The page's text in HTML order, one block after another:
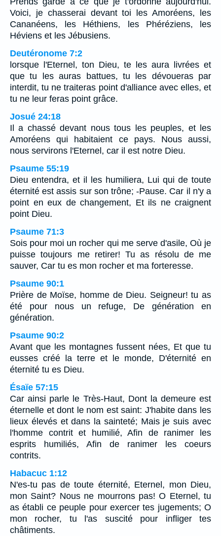
Voici, je chasserai devant toi les Amoréens, les
Cananéens, les Héthiens, les Phéréziens, les
Héviens et les Jébusiens.
Deutéronome 7:2
lorsque l'Eternel, ton Dieu, te les aura livrées et
que tu les auras battues, tu les dévoueras par
interdit, tu ne traiteras point d'alliance avec elles, et
tu ne leur feras point grâce.
Josué 24:18
Il a chassé devant nous tous les peuples, et les
Amoréens qui habitaient ce pays. Nous aussi,
nous servirons l'Eternel, car il est notre Dieu.
Psaume 55:19
Dieu entendra, et il les humiliera, Lui qui de toute
éternité est assis sur son trône; -Pause. Car il n'y a
point en eux de changement, Et ils ne craignent
point Dieu.
Psaume 71:3
Sois pour moi un rocher qui me serve d'asile, Où je
puisse toujours me retirer! Tu as résolu de me
sauver, Car tu es mon rocher et ma forteresse.
Psaume 90:1
Prière de Moïse, homme de Dieu. Seigneur! tu as
été pour nous un refuge, De génération en
génération.
Psaume 90:2
Avant que les montagnes fussent nées, Et que tu
eusses créé la terre et le monde, D'éternité en
éternité tu es Dieu.
Ésaïe 57:15
Car ainsi parle le Très-Haut, Dont la demeure est
éternelle et dont le nom est saint: J'habite dans les
lieux élevés et dans la sainteté; Mais je suis avec
l'homme contrit et humilié, Afin de ranimer les
esprits humiliés, Afin de ranimer les coeurs
contrits.
Habacuc 1:12
N'es-tu pas de toute éternité, Eternel, mon Dieu,
mon Saint? Nous ne mourrons pas! O Eternel, tu
as établi ce peuple pour exercer tes jugements; O
mon rocher, tu l'as suscité pour infliger tes
châtiments.